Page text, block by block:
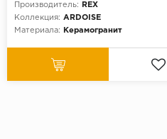
Производитель:
REX
Коллекция: ARDOISE
Материала:
Керамогранит